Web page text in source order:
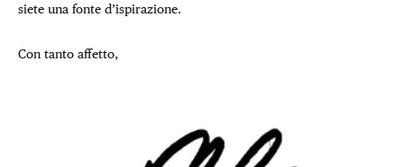
siete una fonte d’ispirazione.
Con tanto affetto,